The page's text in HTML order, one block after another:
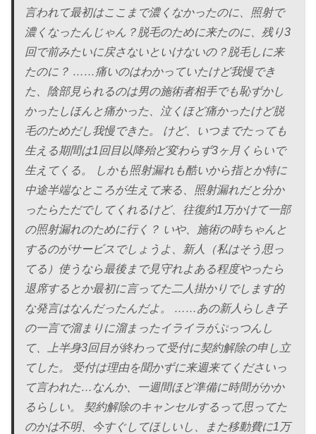
言われて最初はここまで濃くなかったのに、照射で
濃くなったんじゃん？脱毛のために来たのに、残り3
回で前みたいに戻さないといけないの？脱毛しに来
たのに？ ……痛いのはわかっていたけど我慢でき
た、陰部見られるのは男の施術者相手でも恥ずかし
かったしほんと痛かった、泣くほど痛かったけど脱
毛のためだし我慢できた。 けど、いつまでたっても
生える期間は1回目以降殆ど変わらず3ヶ月くらいで
生えてくる。 しかも照射漏れも酷いから指とか特に
中途半端なところが生えて来る、照射漏れだと分か
ったらただでしてくれるけど、往復約1万かけて一部
の照射漏れのために行く？ いや、施術の時ちゃんと
するのがサービスでしょうよ、新人（私はそう思っ
てる）使うなら最後まで見守れよある程度やったら
退席するとか最初に言ってた二人掛かりでします的
な発言はなんだったんだよ。 ……あの新人らしき子
の一言で溜まりに溜まったイライラがぷっつんし
て、上半身3回目が終わって受付に契約解除の申し立
てした。 受付は理由を聞かずに来週来てくださいっ
て言われた…なんか、一週間ほど準備に時間がかか
るらしい。 契約解除のキャンセルするって思ってた
のかは不明、今すぐしてほしいし、また移動費に1万